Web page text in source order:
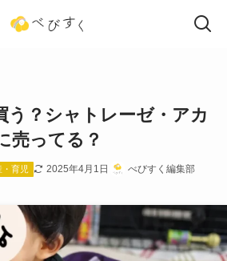
う？シャトレーゼ・アカ
売ってる？
育児 2025年4月1日 べびすく編集部